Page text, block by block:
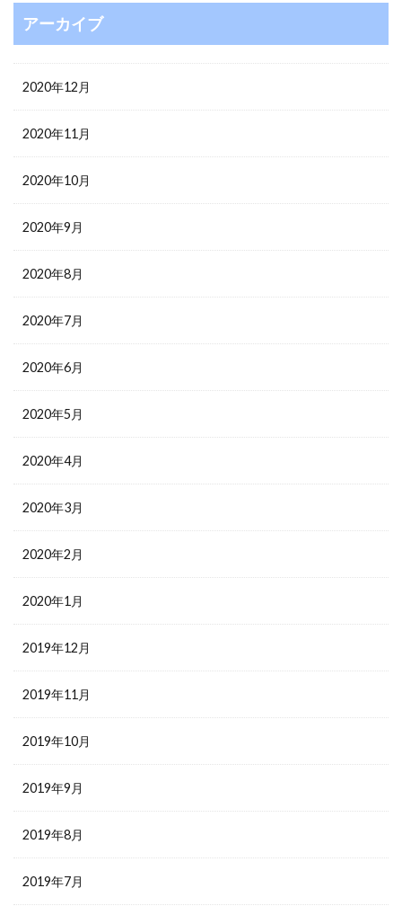
アーカイブ
2020年12月
2020年11月
2020年10月
2020年9月
2020年8月
2020年7月
2020年6月
2020年5月
2020年4月
2020年3月
2020年2月
2020年1月
2019年12月
2019年11月
2019年10月
2019年9月
2019年8月
2019年7月